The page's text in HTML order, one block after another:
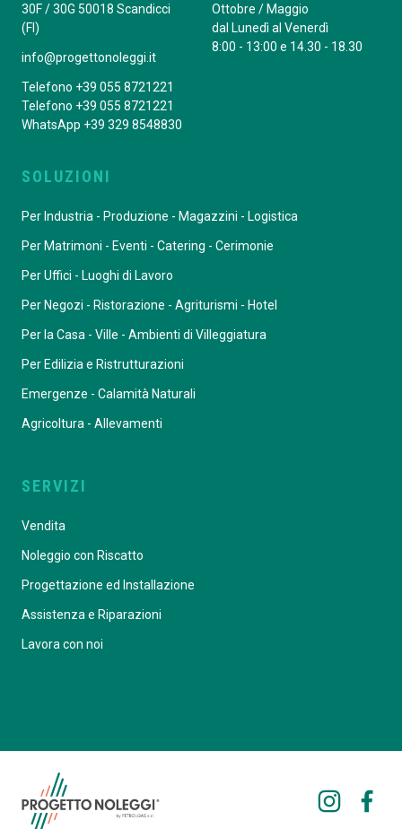
30F / 30G 50018 Scandicci
(FI)
info@progettonoleggi.it
Telefono +39 055 8721221
Telefono +39 055 8721221
WhatsApp +39 329 8548830
Ottobre / Maggio
dal Lunedì al Venerdì
8:00 - 13:00 e 14.30 - 18.30
SOLUZIONI
Per Industria - Produzione - Magazzini - Logistica
Per Matrimoni - Eventi - Catering - Cerimonie
Per Uffici - Luoghi di Lavoro
Per Negozi - Ristorazione - Agriturismi - Hotel
Per la Casa - Ville - Ambienti di Villeggiatura
Per Edilizia e Ristrutturazioni
Emergenze - Calamità Naturali
Agricoltura - Allevamenti
SERVIZI
Vendita
Noleggio con Riscatto
Progettazione ed Installazione
Assistenza e Riparazioni
Lavora con noi